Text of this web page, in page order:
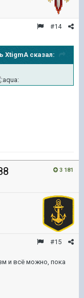
#14
XtigmA сказал:
3 181
#15
и всё можно, пока